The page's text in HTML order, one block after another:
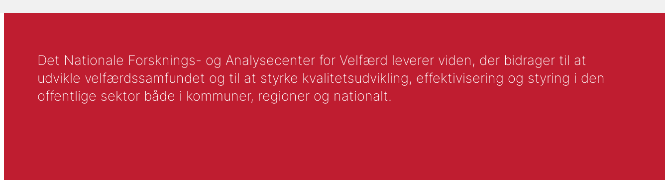
Det Nationale Forsknings- og Analysecenter for Velfærd leverer viden, der bidrager til at
udvikle velfærdssamfundet og til at styrke kvalitetsudvikling, effektivisering og styring i den
offentlige sektor både i kommuner, regioner og nationalt.